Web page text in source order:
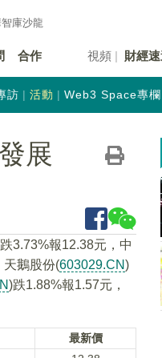
智庫沙龍
合作 視頻 財經
訪 活動 Web3 Space專欄
展
3.73%報12.38元，中
天鵝股份(603029.CN)
)跌1.88%報1.57元，
最新價